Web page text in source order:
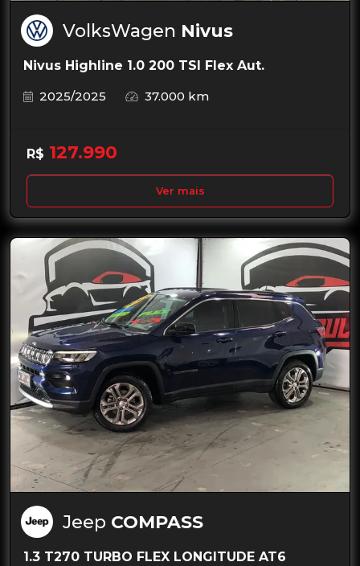
VolksWagen Nivus
Nivus Highline 1.0 200 TSI Flex Aut.
2025/2025
37.000 km
R$ 127.990
Ver mais
Jeep COMPASS
1.3 T270 TURBO FLEX LONGITUDE AT6